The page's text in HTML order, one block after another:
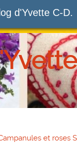
d'Yvette C-D.
et roses